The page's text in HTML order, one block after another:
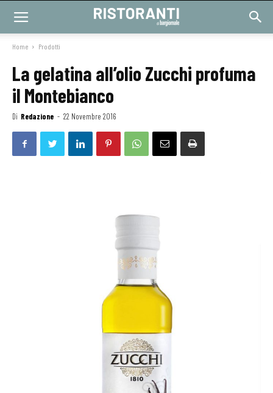
Home Prodotti
La gelatina all’olio Zucchi profuma
il Montebianco
Di Redazione - 22 Novembre 2016